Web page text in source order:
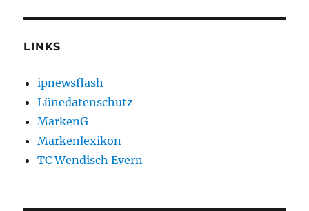
LINKS
ipnewsflash
Lünedatenschutz
MarkenG
Markenlexikon
TC Wendisch Evern